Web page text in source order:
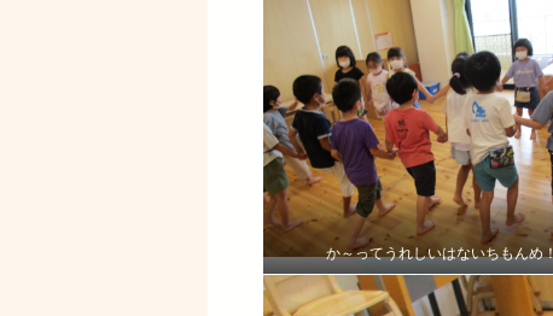
か～ってうれしいはないちもんめ！